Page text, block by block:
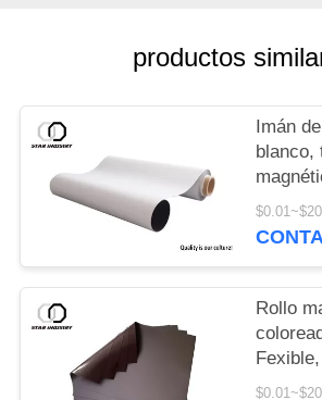
productos
Imán
blanco,
Rollo